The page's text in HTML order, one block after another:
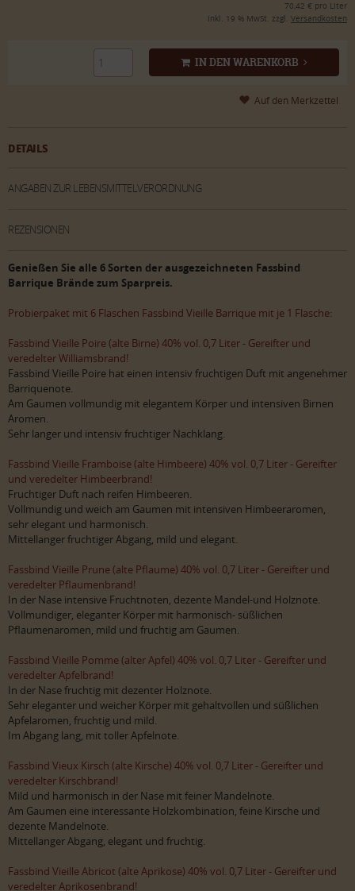
70,42 € pro Liter
inkl. 19 % MwSt. zzgl. Versandkosten
IN DEN WARENKORB
DETAILS
ANGABEN ZUR LEBENSMITTELVERORDNUNG
REZENSIONEN
Genießen Sie alle 6 Sorten der ausgezeichneten Fassbind
Barrique Brände zum Sparpreis.
Probierpaket mit 6 Flaschen Fassbind Vieille Barrique mit je 1 Flasche:
Fassbind Vieille Poire (alte Birne) 40% vol. 0,7 Liter - Gereifter und
veredelter Williamsbrand!
Fassbind Vieille Poire hat einen intensiv fruchtigen Duft mit angenehmer
Barriquenote.
Am Gaumen vollmundig mit elegantem Körper und intensiven Birnen
Aromen.
Sehr langer und intensiv fruchtiger Nachklang.
Fassbind Vieille Framboise (alte Himbeere) 40% vol. 0,7 Liter - Gereifter
und veredelter Himbeerbrand!
Fruchtiger Duft nach reifen Himbeeren.
Vollmundig und weich am Gaumen mit intensiven Himbeeraromen,
sehr elegant und harmonisch.
Mittellanger fruchtiger Abgang, mild und elegant.
Fassbind Vieille Prune (alte Pflaume) 40% vol. 0,7 Liter - Gereifter und
veredelter Pflaumenbrand!
In der Nase intensive Fruchtnoten, dezente Mandel-und Holznote.
Vollmundiger, eleganter Körper mit harmonisch- süßlichen
Pflaumenaromen, mild und fruchtig am Gaumen.
Fassbind Vieille Pomme (alter Apfel) 40% vol. 0,7 Liter - Gereifter und
veredelter Apfelbrand!
In der Nase fruchtig mit dezenter Holznote.
Sehr eleganter und weicher Körper mit gehaltvollen und süßlichen
Apfelaromen, fruchtig und mild.
Im Abgang lang, mit toller Apfelnote.
Fassbind Vieux Kirsch (alte Kirsche) 40% vol. 0,7 Liter - Gereifter und
veredelter Kirschbrand!
Mild und harmonisch in der Nase mit feiner Mandelnote.
Am Gaumen eine interessante Holzkombination, feine Kirsche und
dezente Mandelnote.
Mittellanger Abgang, elegant und fruchtig.
Fassbind Vieille Abricot (alte Aprikose) 40% vol. 0,7 Liter - Gereifter und
veredelter Aprikosenbrand!